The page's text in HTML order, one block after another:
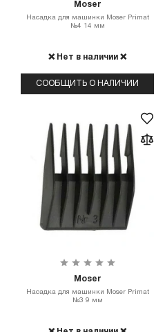
Moser
Насадка для машинки Moser Primat
№4 14 мм
❌ Нет в наличии ❌
СООБЩИТЬ О НАЛИЧИИ
Moser
Насадка для машинки Moser Primat
№3 9 мм